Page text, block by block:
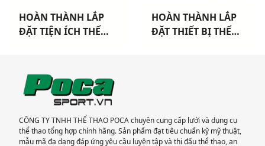
HOÀN THÀNH LẮP
ĐẶT TIỆN ÍCH THỂ
HOÀN THÀNH LẮP
ĐẶT THIẾT BỊ THỂ
CÔNG TY TNHH THỂ THAO POCA chuyên cung cấp lưới và dụng cụ
thể thao tổng hợp chính hãng. Sản phẩm đạt tiêu chuẩn kỹ mỹ thuật,
mẫu mã đa dạng đáp ứng yêu cầu luyện tập và thi đấu thể thao, an